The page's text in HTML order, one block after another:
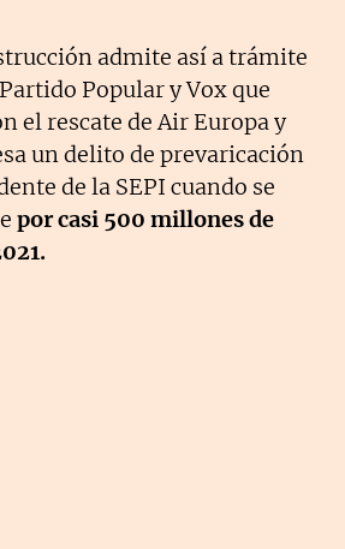
admite así a trámite
Popular y Vox que
el rescate de Air Europa y
un delito de prevaricación
de la SEPI cuando se
por casi 500 millones de